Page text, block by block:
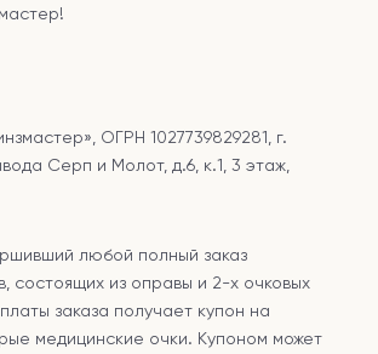
ОГРН 1027739829281, г.
Серп и Молот, д.6, к.1, 3 этаж,
любой полный заказ
состоящих из оправы и 2-х очковых
заказа получает купон на
медицинские очки. Купоном может